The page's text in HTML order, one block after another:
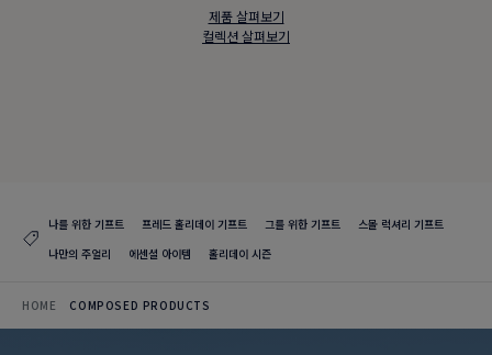
제품 살펴보기
컬렉션 살펴보기
나를 위한 기프트 프레드 홀리데이 기프트 그를 위한 기프트
스몰 럭셔리 기프트
나만의 주얼리
에센셜 아이템 홀리데이 시즌
HOME COMPOSED PRODUCTS